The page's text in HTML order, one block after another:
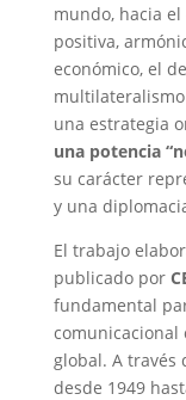
mundo, hacia
positiva,
económico, el
una estrategia
una potencia
su carácter
y una
El trabajo
publicado por
fundamental
comunicacional
global. A través
desde 1949